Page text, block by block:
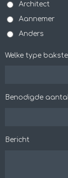
Architect
Aannemer
Anders
Welke type
Benodigde
Bericht